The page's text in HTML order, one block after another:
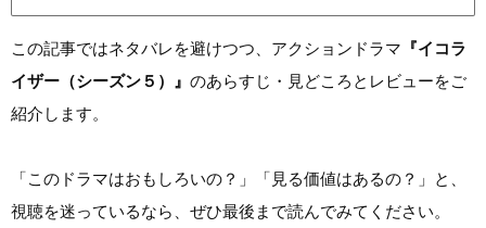
この記事ではネタバレを避けつつ、アクションドラマ 『イコラ
イザー（シーズン５）』 のあらすじ・見どころとレビューをご
紹介します。
「このドラマはおもしろいの？」「見る価値はあるの？」と、
視聴を迷っているなら、ぜひ最後まで読んでみてください。